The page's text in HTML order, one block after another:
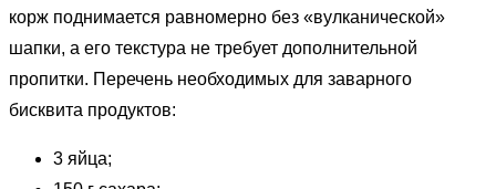
корж поднимается равномерно без «вулканической»
шапки, а его текстура не требует дополнительной
пропитки. Перечень необходимых для заварного
бисквита продуктов:
3 яйца;